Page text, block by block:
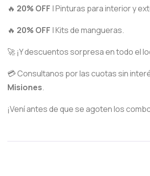
🔥 20% OFF | Pinturas para interior y
🔥 20% OFF | Kits de mangueras.
🚀 ¡Y descuentos sorpresa en todo el
💳 Consultanos por las cuotas sin
Misiones.
¡Vení antes de que se agoten los